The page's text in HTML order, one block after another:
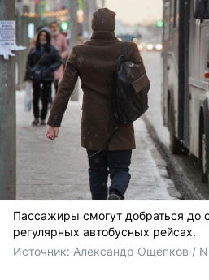
Пассажиры смогут добраться до
регулярных автобусных рейсах.
Источник: Александр Ощепков /